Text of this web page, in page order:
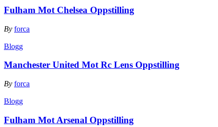
Fulham Mot Chelsea Oppstilling
By forca
Blogg
Manchester United Mot Rc Lens Oppstilling
By forca
Blogg
Fulham Mot Arsenal Oppstilling